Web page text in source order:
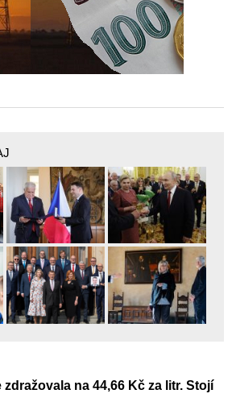
zdražovala na 44,66 Kč za litr. Stojí